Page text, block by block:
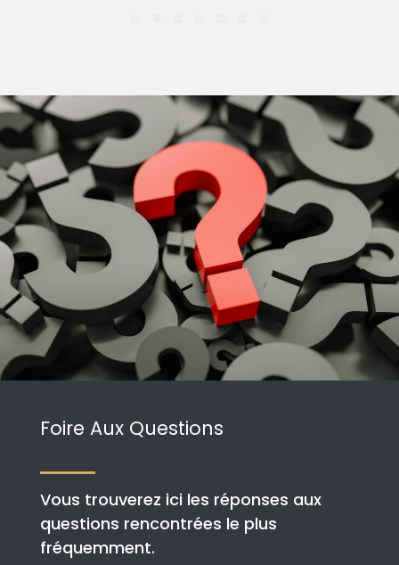
Foire Aux Questions
Vous trouverez ici les réponses aux
questions rencontrées le plus
fréquemment.